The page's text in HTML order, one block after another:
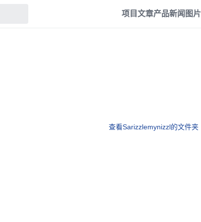
项目文章产品新闻 图片
查看Sarizzlemynizzl的文件夹